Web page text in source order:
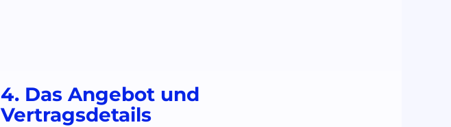
4. Das Angebot und
Vertragsdetails